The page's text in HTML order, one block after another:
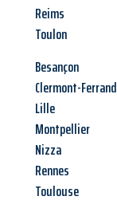
Reims
Toulon
Besançon
Clermont-Ferrand
Lille
Montpellier
Nizza
Rennes
Toulouse